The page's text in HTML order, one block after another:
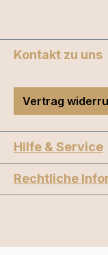
Kontakt zu uns
Vertrag
Hilfe & Service
Rechtliche